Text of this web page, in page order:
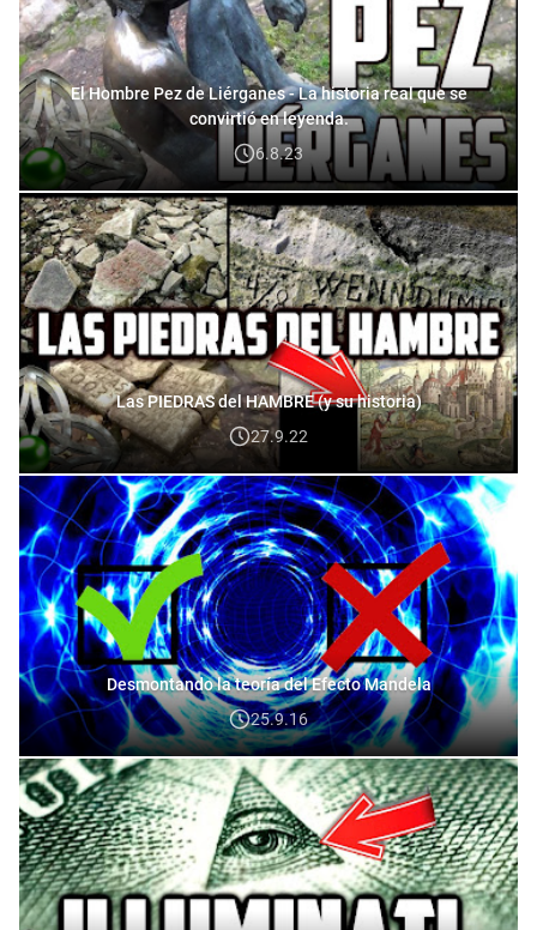
El Hombre Pez de Liérganes - La historia real que se
convirtió en leyenda.
6.8.23
Las PIEDRAS del HAMBRE (y su historia)
27.9.22
Desmontando la teoría del Efecto Mandela
25.9.16